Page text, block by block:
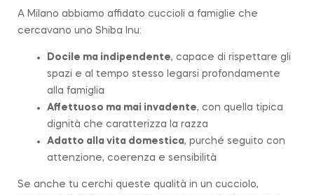
A Milano abbiamo affidato cuccioli a famiglie che
cercavano uno Shiba Inu:
Docile ma indipendente, capace di rispettare gli
spazi e al tempo stesso legarsi profondamente
alla famiglia
Affettuoso ma mai invadente, con quella tipica
dignità che caratterizza la razza
Adatto alla vita domestica, purché seguito con
attenzione, coerenza e sensibilità
Se anche tu cerchi queste qualità in un cucciolo,